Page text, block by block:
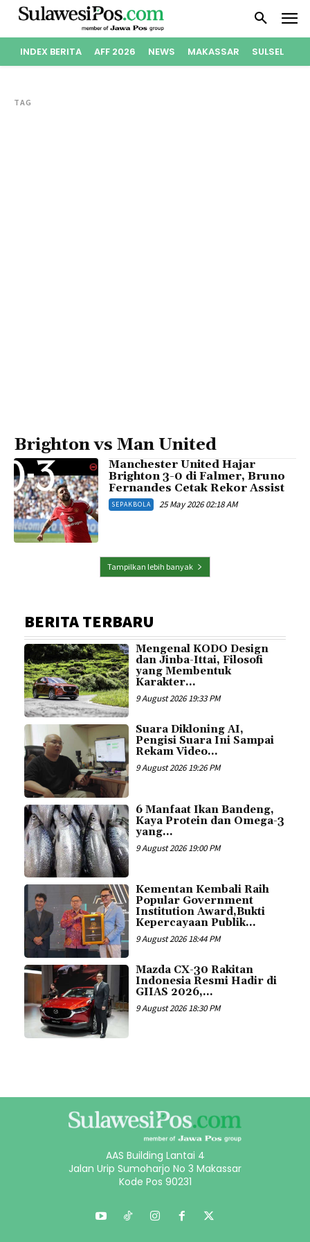
INDEX BERITA AFF 2026 NEWS MAKASSAR SULSEL
TAG
Brighton vs Man United
Manchester United Hajar
Brighton 3-0 di Falmer, Bruno
Fernandes Cetak Rekor Assist
SEPAKBOLA 25 May 2026 02:18 AM
Tampilkan lebih banyak
BERITA TERBARU
Mengenal KODO Design
dan Jinba-Ittai, Filosofi
yang Membentuk
Karakter...
9 August 2026 19:33 PM
Suara Dikloning AI,
Pengisi Suara Ini Sampai
Rekam Video...
9 August 2026 19:26 PM
6 Manfaat Ikan Bandeng,
Kaya Protein dan Omega-3
yang...
9 August 2026 19:00 PM
Kementan Kembali Raih
Popular Government
Institution Award,Bukti
Kepercayaan Publik...
9 August 2026 18:44 PM
Mazda CX-30 Rakitan
Indonesia Resmi Hadir di
GIIAS 2026,...
9 August 2026 18:30 PM
AAS Building Lantai 4
Jalan Urip Sumoharjo No 3 Makassar
Kode Pos 90231